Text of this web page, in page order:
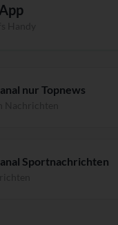
Handy
nur Topnews
Sportnachrichten